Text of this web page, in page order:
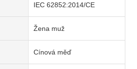
IEC 62852:2014/CE
Žena muž
Cínová měď